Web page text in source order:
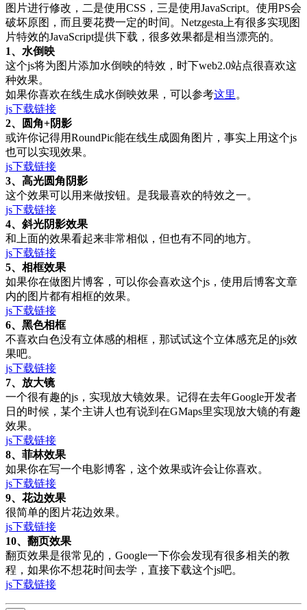
图片进行修改，二是使用CSS，三是使用JavaScript。使用PS会
破坏原图，而且要花费一定的时间。Netzgesta上有很多实现图
片特效的JavaScript提供下载，很多效果都是相当漂亮的。
1、水倒映
这个js将为图片添加水倒映的特效，时下web2.0站点很喜欢这
种效果。
如果你喜欢在线生成水倒映效果，可以参考这里 。
js下载链接
2、圆角+阴影
或许你记得用RoundPic能在线生成圆角图片，事实上用这个js
也可以实现效果。
js下载链接
3、高光圆角阴影
这个效果可以用来做按钮。是我最喜欢的特效之一。
js下载链接
4、斜光阴影效果
和上面的效果看起来非常相似，但也有不同的地方。
js下载链接
5、相框效果
如果你在做图片博客，可以你会喜欢这个js，使用后博客文章
内的图片都有相框的效果。
js下载链接
6、黑色相框
不喜欢白色没有立体感的相框，那试试这个立体感充足的js效
果吧。
js下载链接
7、放大镜
一个很有趣的js，实现放大镜效果。记得在去年Google开发者
日的时候，某个主讲人也有说到在GMaps里实现放大镜的有趣
效果。
js下载链接
8、菲林效果
如果你在写一个电影博客，这个效果或许会让你喜欢。
js下载链接
9、花边效果
很简单的图片花边效果。
js下载链接
10、翻页效果
翻页效果是很常见的，Google一下你会发现有很多相关的教
程，如果你不想花时间去学，直接下载这个js吧。
js下载链接